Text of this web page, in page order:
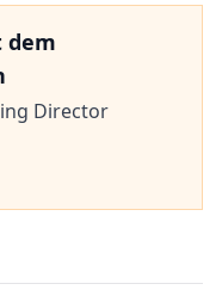
dem
Director